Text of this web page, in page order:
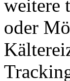
weitere
oder